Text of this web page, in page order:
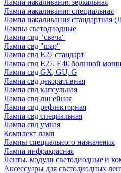
Лампа накаливания зеркальная
Лампа накаливания специальная
Лампа накаливания
Лампы светодиодные
Лампа свд "свеча"
Лампа свд "шар"
Лампа свд E27 стандарт
Лампа свд E27, Е40 большой
Лампа свд GX, GU, G
Лампа свд декоративная
Лампа свд капсульная
Лампа свд линейная
Лампа свд рефлекторная
Лампа свд специальная
Лампа свд умная
Комплект ламп
Лампы специального назначения
Лампа инфракрасная
Ленты, модули светодиодные и
Аксессуары для светодиодных